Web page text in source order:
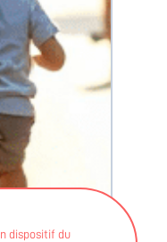
dispositif du